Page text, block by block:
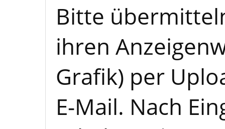
Bitte
ihren
Grafik) per
E-Mail. Nach